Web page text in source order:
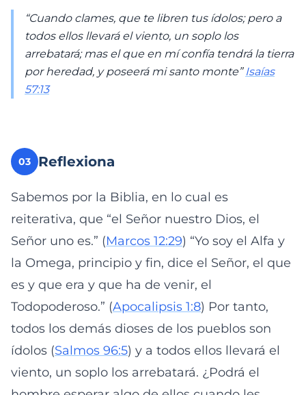
“Cuando clames, que te libren tus ídolos; pero a
todos ellos llevará el viento, un soplo los
arrebatará; mas el que en mí confía tendrá la tierra
por heredad, y poseerá mi santo monte” Isaías
57:13
03 Reflexiona
Sabemos por la Biblia, en lo cual es
reiterativa, que “el Señor nuestro Dios, el
Señor uno es.” (Marcos 12:29) “Yo soy el Alfa y
la Omega, principio y fin, dice el Señor, el que
es y que era y que ha de venir, el
Todopoderoso.” (Apocalipsis 1:8) Por tanto,
todos los demás dioses de los pueblos son
ídolos (Salmos 96:5) y a todos ellos llevará el
viento, un soplo los arrebatará. ¿Podrá el